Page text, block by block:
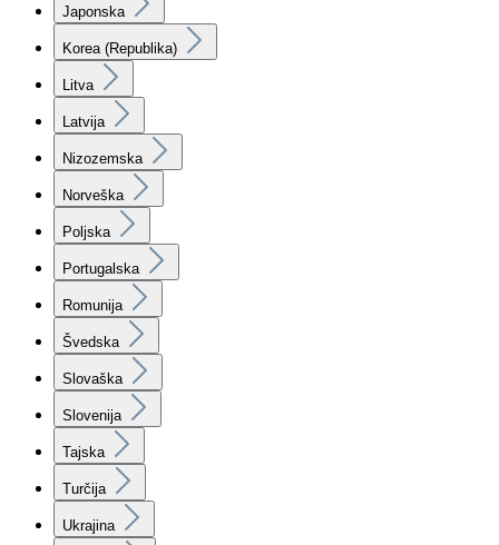
Japonska
Korea (Republika)
Litva
Latvija
Nizozemska
Norveška
Poljska
Portugalska
Romunija
Švedska
Slovaška
Slovenija
Tajska
Turčija
Ukrajina